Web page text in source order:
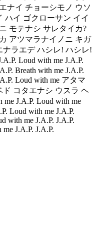
ナイ チョーシモノ ウソ
ハイ ゴクローサン イイ
モテナシ サレタイカ?
アツマラナイノニ キガ
ラエデ ハシレ! ハシレ!
Loud with me J.A.P.
Breath with me J.A.P.
Loud with me アタマ
コタエナシ ウスラ ヘ
J.A.P. Loud with me
Loud with me J.A.P.
with me J.A.P. J.A.P.
J.A.P. J.A.P.